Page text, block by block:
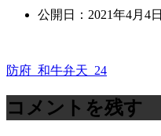
公開日： 2021年4月4日
投
稿
ナ
防府_和牛弁天_24
コメントを残す